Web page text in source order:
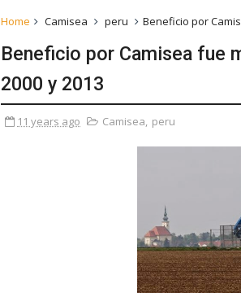
Home Camisea peru Beneficio por
Beneficio por Camisea fue
2000 y 2013
11 years ago Camisea, peru